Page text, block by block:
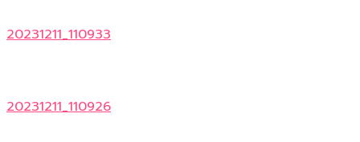
20231211_110933
20231211_110926